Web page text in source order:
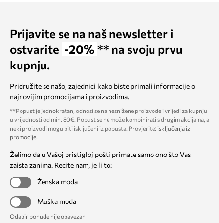
Prijavite se na naš newsletter i
ostvarite -20% ** na svoju prvu
kupnju.
Pridružite se našoj zajednici kako biste primali informacije o
najnovijim promocijama i proizvodima.
**Popust je jednokratan, odnosi se na nesnižene proizvode i vrijedi za kupnju
u vrijednosti od min. 80€. Popust se ne može kombinirati s drugim akcijama, a
neki proizvodi mogu biti isključeni iz popusta. Provjerite: isključenja iz
promocije.
Želimo da u Vašoj pristigloj pošti primate samo ono što Vas
zaista zanima. Recite nam, je li to:
Ženska moda
Muška moda
Odabir ponude nije obavezan